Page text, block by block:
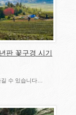
판 꽃구경 시기
수 있습니다…